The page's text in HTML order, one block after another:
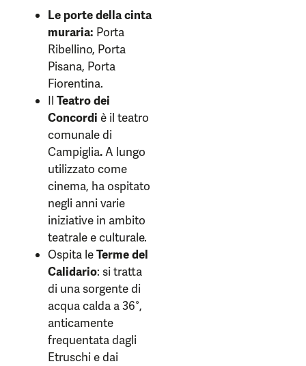
Le porte della cinta
muraria: Porta
Ribellino, Porta
Pisana, Porta
Fiorentina.
Il Teatro dei
Concordi è il teatro
comunale di
Campiglia.A lungo
utilizzato come
cinema, ha ospitato
negli anni varie
iniziative in ambito
teatrale e culturale.
Ospita leTerme del
Calidario: si tratta
di una sorgente di
acqua calda a 36°,
anticamente
frequentata dagli
Etruschi e dai